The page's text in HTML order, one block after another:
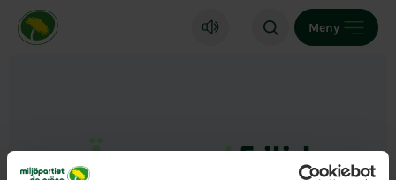
Miljöpartiet de gröna, startsida
Meny
ÄmnesordFritid